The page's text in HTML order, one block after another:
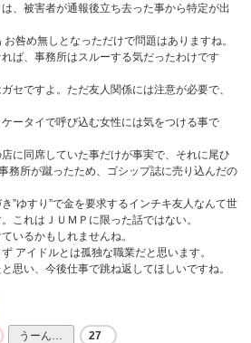
、被害者が通報後立ち去った事から特定が出
咎め無しとなっただけで問題はありますね。
ば、事務所はスルーする気だったわけです
セですよ。ただ友人関係には注意が必要で、
ータイで呼び込む女性には気をつける事で
に同席していた事だけが事実で、それに尾ひ
務所が蹴ったため、ゴシップ誌に売り込んだの
”ゆすり”で金を要求するインチキ友人なんて世
これはＪＵＭＰに限った話ではない。
いるかもしれませんね。
アイドルとは孤独な職業だと思います。
思い、今後仕事で跳ね返してほしいですね。
うーん… 27